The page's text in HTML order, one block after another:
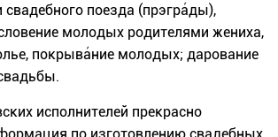
свадебного поезда (прэгра́ды),
молодых родителями жениха,
покрыва́ние молодых; дарование
исполнителей прекрасно